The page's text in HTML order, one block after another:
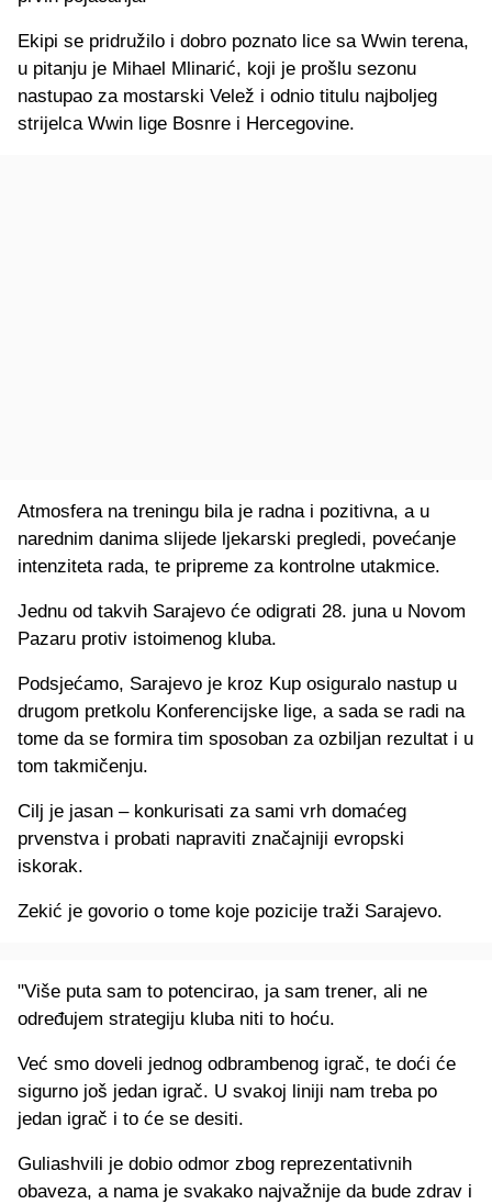
Ekipi se pridružilo i dobro poznato lice sa Wwin terena,
u pitanju je Mihael Mlinarić, koji je prošlu sezonu
nastupao za mostarski Velež i odnio titulu najboljeg
strijelca Wwin lige Bosnre i Hercegovine.
Atmosfera na treningu bila je radna i pozitivna, a u
narednim danima slijede ljekarski pregledi, povećanje
intenziteta rada, te pripreme za kontrolne utakmice.
Jednu od takvih Sarajevo će odigrati 28. juna u Novom
Pazaru protiv istoimenog kluba.
Podsjećamo, Sarajevo je kroz Kup osiguralo nastup u
drugom pretkolu Konferencijske lige, a sada se radi na
tome da se formira tim sposoban za ozbiljan rezultat i u
tom takmičenju.
Cilj je jasan – konkurisati za sami vrh domaćeg
prvenstva i probati napraviti značajniji evropski
iskorak.
Zekić je govorio o tome koje pozicije traži Sarajevo.
"Više puta sam to potencirao, ja sam trener, ali ne
određujem strategiju kluba niti to hoću.
Već smo doveli jednog odbrambenog igrač, te doći će
sigurno još jedan igrač. U svakoj liniji nam treba po
jedan igrač i to će se desiti.
Guliashvili je dobio odmor zbog reprezentativnih
obaveza, a nama je svakako najvažnije da bude zdrav i